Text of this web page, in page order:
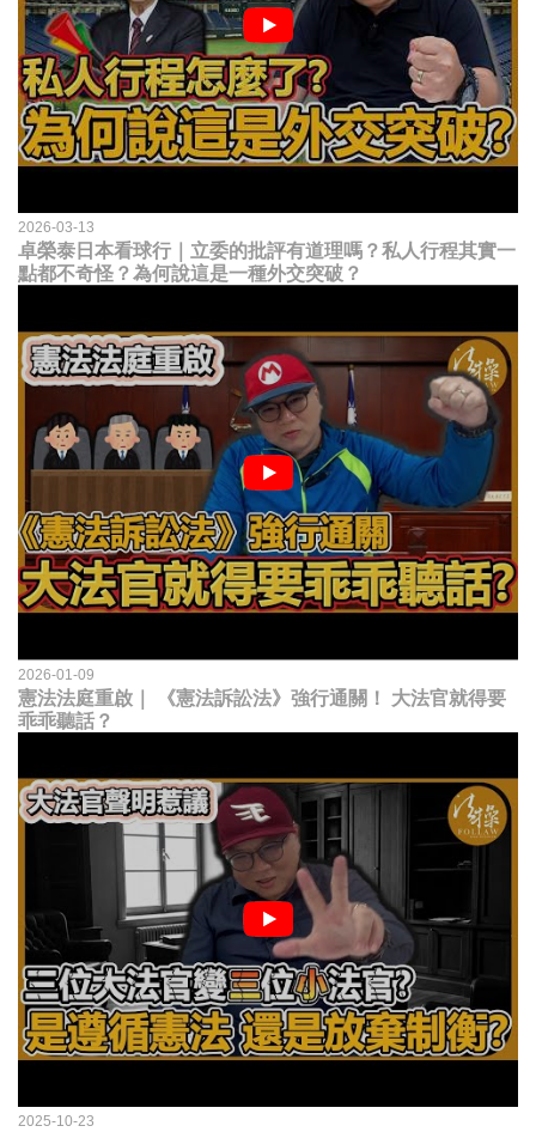
2026-03-13
卓榮泰日本看球行｜立委的批評有道理嗎？私人行程其實一
點都不奇怪？為何說這是一種外交突破？
2026-01-09
憲法法庭重啟｜ 《憲法訴訟法》強行通關！ 大法官就得要
乖乖聽話？
2025-10-23